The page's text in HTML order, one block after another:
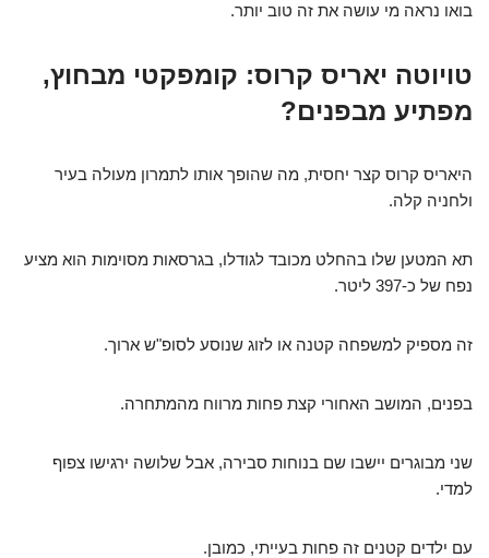
בואו נראה מי עושה את זה טוב יותר.
טויוטה יאריס קרוס: קומפקטי מבחוץ,
מפתיע מבפנים?
היאריס קרוס קצר יחסית, מה שהופך אותו לתמרון מעולה בעיר
ולחניה קלה.
תא המטען שלו בהחלט מכובד לגודלו, בגרסאות מסוימות הוא מציע
נפח של כ-397 ליטר.
זה מספיק למשפחה קטנה או לזוג שנוסע לסופ"ש ארוך.
בפנים, המושב האחורי קצת פחות מרווח מהמתחרה.
שני מבוגרים יישבו שם בנוחות סבירה, אבל שלושה ירגישו צפוף
למדי.
עם ילדים קטנים זה פחות בעייתי, כמובן.